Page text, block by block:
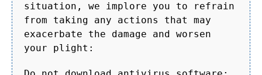
situation, we implore you to refrain
from taking any actions that may
exacerbate the damage and worsen
your plight: